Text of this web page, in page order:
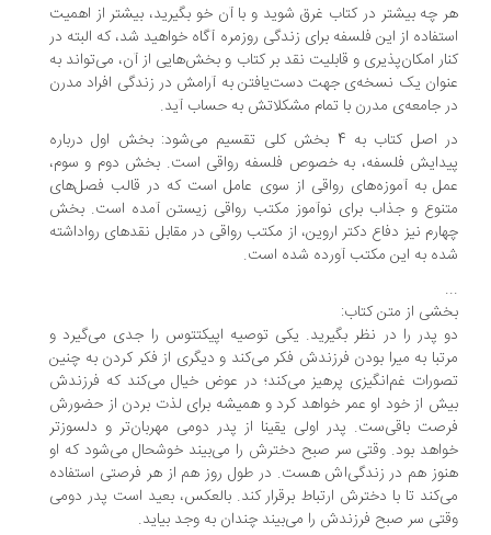
چه بیشتر در کتاب غرق شوید و با آن خو بگیرید، بیشتر از اهمیت
از این فلسفه برای زندگی روزمره آگاه خواهید شد، که البته در
امکان‌پذیری و قابلیت نقد بر کتاب و بخش‌هایی از آن، می‌تواند به
یک نسخه‌ی جهت دست‌یافتن به آرامش در زندگی افراد مدرن
جامعه‌ی مدرن با تمام مشکلاتش به حساب آید.
در اصل کتاب به 4 بخش کلی تقسیم می‌شود: بخش اول درباره
فلسفه، به خصوص فلسفه رواقی است. بخش دوم و سوم،
به آموزه‌های رواقی از سوی عامل است که در قالب فصل‌های
و جذاب برای نوآموز مکتب رواقی زیستن آمده است. بخش
نیز دفاع دکتر اروین، از مکتب رواقی در مقابل نقدهای رواداشته
به این مکتب آورده شده است.
از متن کتاب:
پدر را در نظر بگیرید. یکی توصیه اپیکتتوس را جدی می‌گیرد و
به میرا بودن فرزندش فکر می‌کند و دیگری از فکر کردن به چنین
غم‌انگیزی پرهیز می‌کند؛ در عوض خیال می‌کند که فرزندش
از خود او عمر خواهد کرد و همیشه برای لذت بردن از حضورش
باقی‌ست. پدر اولی یقینا از پدر دومی مهربان‌تر و دلسوزتر
بود. وقتی سر صبح دخترش را می‌بیند خوشحال می‌شود که او
هم در زندگی‌اش هست. در طول روز هم از هر فرصتی استفاده
تا با دخترش ارتباط برقرار کند. بالعکس، بعید است پدر دومی
سر صبح فرزندش را می‌بیند چندان به وجد بیاید.